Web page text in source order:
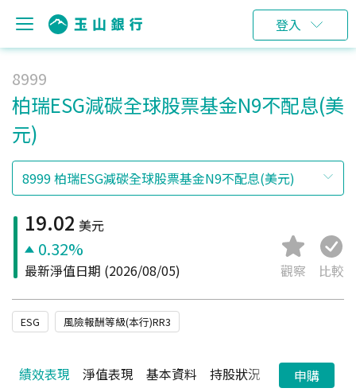
登入
8999
柏瑞ESG減碳全球股票基金N9不配息(美
元)
19.02 美元
0.32%
最新淨值日期 (2026/08/05) 觀察 比較
ESG 風險報酬等級(本行)RR3
績效表現 淨值表現 基本資料 持股狀況 配息狀況
申購